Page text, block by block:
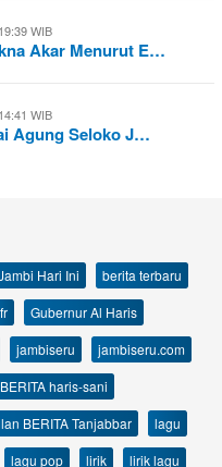
WIB
Akar Menurut E…
WIB
Agung Seloko J…
Hari Ini
berita terbaru
fr
Gubernur Al Haris
jambiseru
jambiseru.com
haris-sani
BERITA Tanjabbar
lagu
lagu pop lirik
lirik lagu